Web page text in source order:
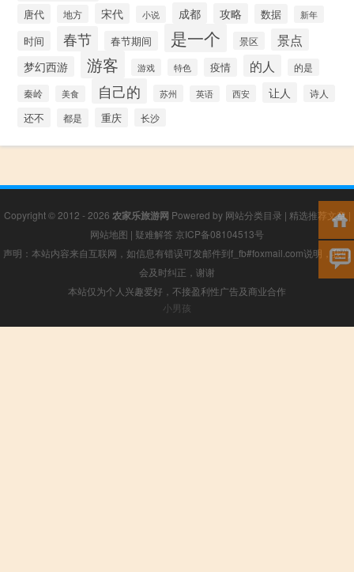
唐代 地方 宋代 小说 成都 攻略 数据 新年
时间 春节 春节期间 是一个 景区 景点
梦幻西游 游客 游戏 特色 疫情 的人 的是
秦岭 美食 自己的 苏州 英语 西安 让人 诗人
还不 都是 重庆 长沙
Copyright © 2012 - 2026 农家乐旅游网 Powered by 网站分类目录 | 精选推荐文章|
网站地图 | 疑难解答 京ICP备08104513号
声明：本站内容来自互联网，如信息有错误可发邮件到f_fb#foxmail.com说明，我们
会及时纠正，谢谢
本站仅为个人兴趣爱好，不接盈利性广告及商业合作
小男孩